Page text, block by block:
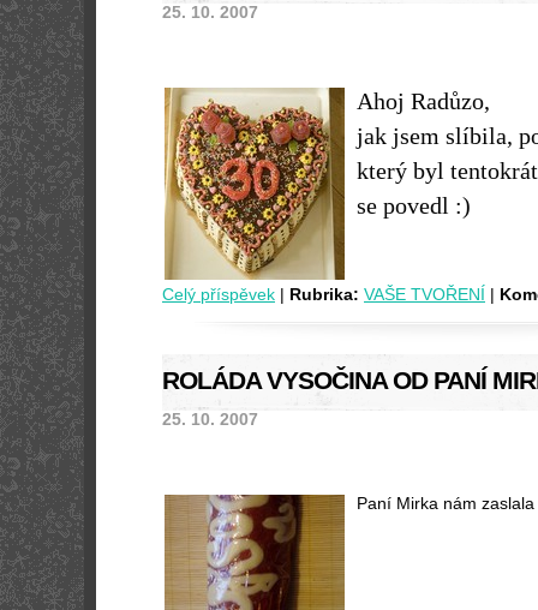
25. 10. 2007
Ahoj Radůzo,
jak jsem slíbila,
který byl
se povedl :)
Celý příspěvek | Rubrika: VAŠE TVOŘENÍ |
ROLÁDA VYSOČINA OD PANÍ
25. 10. 2007
Paní Mirka nám